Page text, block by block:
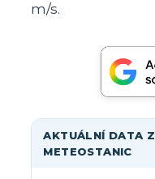
m/s.
AKTUÁLNÍ DATA Z
METEOSTANIC